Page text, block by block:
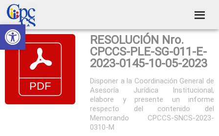
Abrir barra de herramientas
Skip
to
primary
navigation
Skip
to
main
content
Skip
to
primary
sidebar
Skip
to
footer
Consejo
de
Participación
Ciudadana
Construyendo
Poder
RESOLUCIÓN Nro.
CPCCS-PLE-SG-011-E-
2023-0145-10-05-2023
Disponer a la Coordinación General de
Asesoría Jurídica Institucional,
elabore y presente un informe
respecto del contenido del
Memorando CPCCS-SNCS-2023-
0310-M